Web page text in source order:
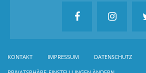
KONTAKT IMPRESSUM DATENSCHUTZ